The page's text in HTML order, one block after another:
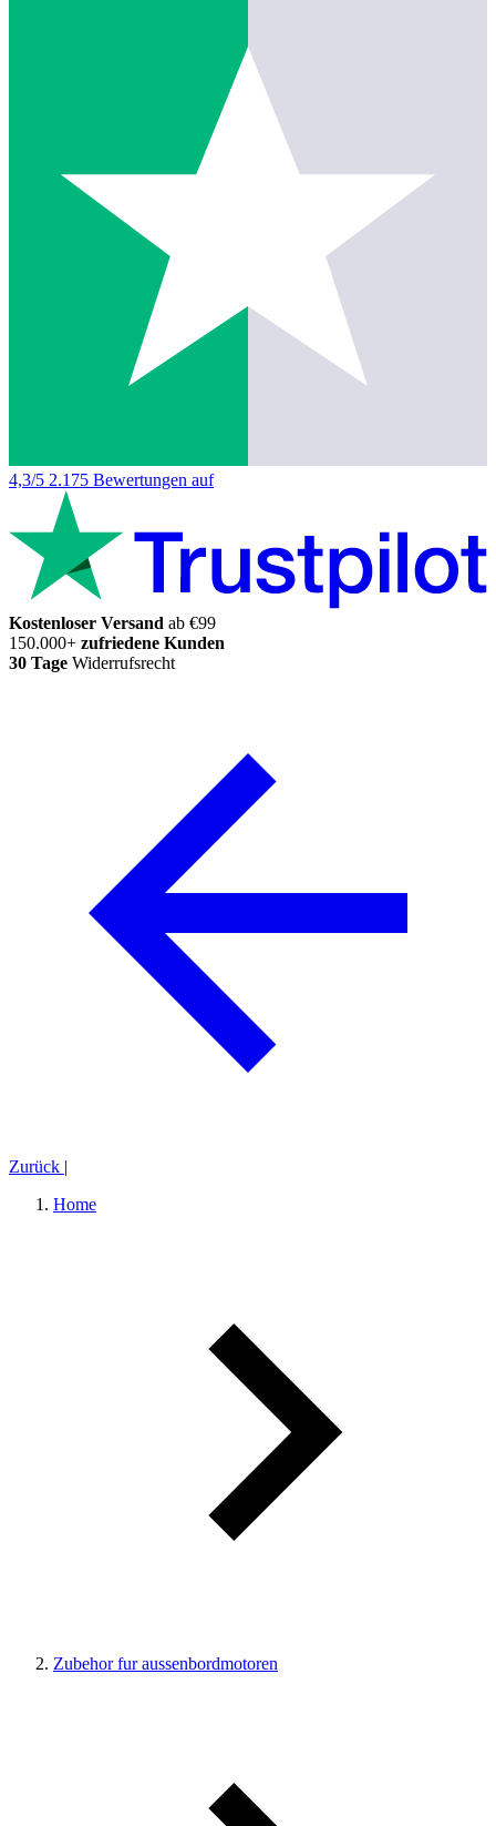
4,3/5 2.175 Bewertungen auf
Kostenloser Versand ab €99
150.000+ zufriedene Kunden
30 Tage Widerrufsrecht
Zurück |
Home
Zubehor fur aussenbordmotoren